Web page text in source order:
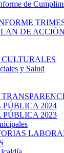
de
DE
y Salud
2024
2023